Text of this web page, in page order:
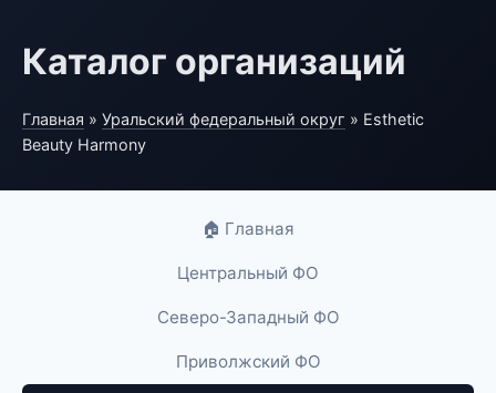
Каталог организаций
Главная » Уральский федеральный округ » Esthetic
Beauty Harmony
🏠 Главная
Центральный ФО
Северо-Западный ФО
Приволжский ФО